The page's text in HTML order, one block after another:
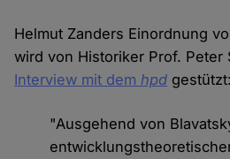
Helmut Zanders Einordnung
wird von Historiker Prof. Peter
Interview mit demhpd gestützt:
"Ausgehend von